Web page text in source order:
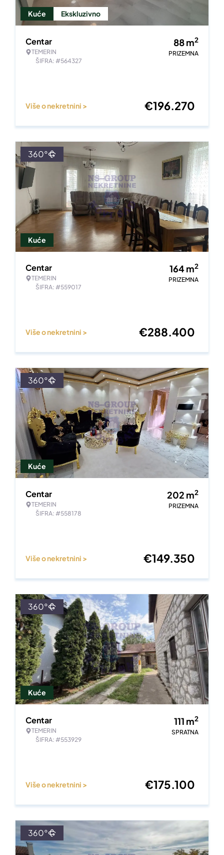
Kuće Ekskluzivno
Centar
TEMERIN
ŠIFRA: #564327
88m2
PRIZEMNA
Više o nekretnini > €196.270
Kuće
360°
Centar
TEMERIN
ŠIFRA: #559017
164m2
PRIZEMNA
Više o nekretnini > €288.400
Kuće
360°
Centar
TEMERIN
ŠIFRA: #558178
202 m2
PRIZEMNA
Više o nekretnini > €149.350
Kuće
360°
Centar
TEMERIN
ŠIFRA: #553929
111 m2
SPRATNA
Više o nekretnini > €175.100
360°